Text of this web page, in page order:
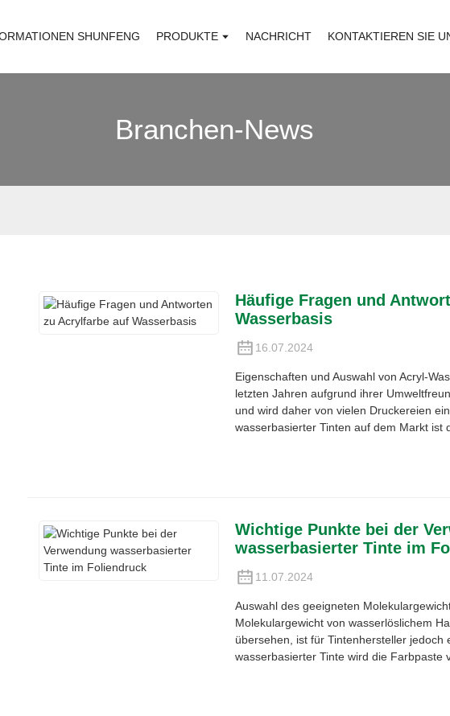
SHUNFENG PRODUKTE NACHRICHT KONTAKTIEREN SIE
Branchen-News
Häufige Fragen und
Wasserbasis
16.07.2024
Eigenschaften und Auswahl von Acryl-
letzten Jahren aufgrund ihrer
und wird daher von vielen Druckereien
wasserbasierter Tinten auf dem Markt ist
Wichtige Punkte bei der
wasserbasierter Tinte im
11.07.2024
Auswahl des geeigneten
Molekulargewicht von wasserlöslichem
übersehen, ist für Tintenhersteller jedoch
wasserbasierter Tinte wird die Farbpaste